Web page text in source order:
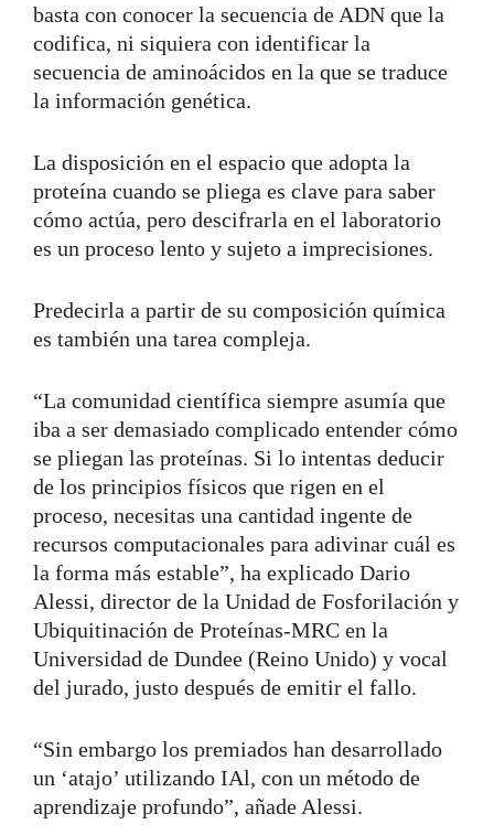
basta con conocer la secuencia de ADN que la
codifica, ni siquiera con identificar la
secuencia de aminoácidos en la que se traduce
la información genética.
La disposición en el espacio que adopta la
proteína cuando se pliega es clave para saber
cómo actúa, pero descifrarla en el laboratorio
es un proceso lento y sujeto a imprecisiones.
Predecirla a partir de su composición química
es también una tarea compleja.
“La comunidad científica siempre asumía que
iba a ser demasiado complicado entender cómo
se pliegan las proteínas. Si lo intentas deducir
de los principios físicos que rigen en el
proceso, necesitas una cantidad ingente de
recursos computacionales para adivinar cuál es
la forma más estable”, ha explicado Dario
Alessi, director de la Unidad de Fosforilación y
Ubiquitinación de Proteínas-MRC en la
Universidad de Dundee (Reino Unido) y vocal
del jurado, justo después de emitir el fallo.
“Sin embargo los premiados han desarrollado
un ‘atajo’ utilizando IAl, con un método de
aprendizaje profundo”, añade Alessi.